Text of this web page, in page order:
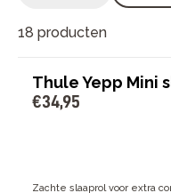
18 producten
Thule Yepp Mini
€34,95
Zachte slaaprol voor extra